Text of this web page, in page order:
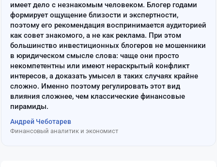
имеет дело с незнакомым человеком. Блогер годами
формирует ощущение близости и экспертности,
поэтому его рекомендация воспринимается аудиторией
как совет знакомого, а не как реклама. При этом
большинство инвестиционных блогеров не мошенники
в юридическом смысле слова: чаще они просто
некомпетентны или имеют нераскрытый конфликт
интересов, а доказать умысел в таких случаях крайне
сложно. Именно поэтому регулировать этот вид
влияния сложнее, чем классические финансовые
пирамиды.
Андрей Чеботарев
Финансовый аналитик и экономист